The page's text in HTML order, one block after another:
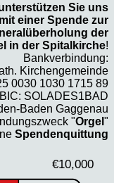
Sie uns
mit einer Spende zur
der
in der Spitalkirche!
Bankverbindung:
Kirchengemeinde
0030 1030 1715 89
BIC: SOLADES1BAD
Baden Gaggenau
"Orgel "
Spendenquittung
€10,000